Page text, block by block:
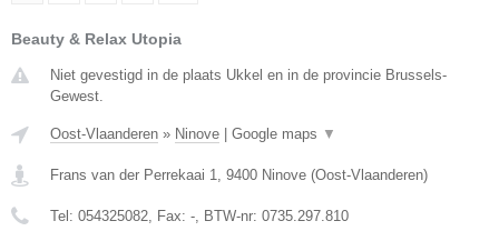
Beauty & Relax Utopia
Niet gevestigd in de plaats Ukkel en in de provincie Brussels-
Gewest.
Oost-Vlaanderen » Ninove Google maps ▼
Frans van der Perrekaai 1, 9400 Ninove (Oost-Vlaanderen)
Tel: 054325082, Fax: -, BTW-nr: 0735.297.810